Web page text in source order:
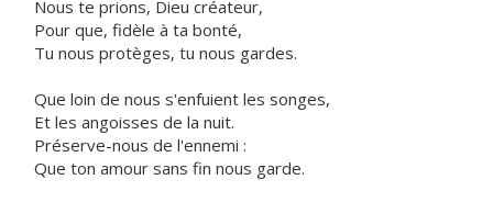
Nous te prions, Dieu créateur,
Pour que, fidèle à ta bonté,
Tu nous protèges, tu nous gardes.
Que loin de nous s'enfuient les songes,
Et les angoisses de la nuit.
Préserve-nous de l'ennemi :
Que ton amour sans fin nous garde.